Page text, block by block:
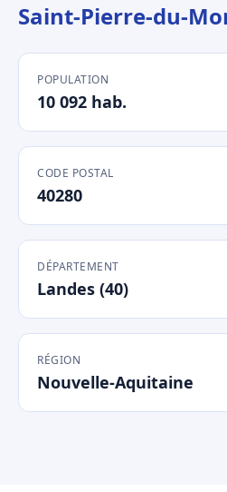
Saint-Pierre-du-
POPULATION
10 092 hab.
CODE POSTAL
40280
DÉPARTEMENT
Landes (40)
RÉGION
Nouvelle-Aquitaine